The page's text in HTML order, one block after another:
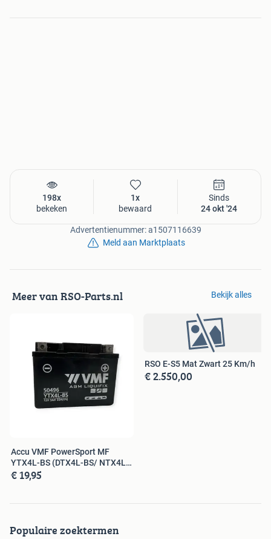
198x
bekeken
1x
bewaard
Sinds
24 okt '24
Advertentienummer: a1507116639
Meld aan Marktplaats
Meer van RSO-Parts.nl Bekijk alles
Accu VMF PowerSport MF
YTX4L-BS (DTX4L-BS/ NTX4L-
BS/ 50496)
€ 19,95
RSO E-S5 Mat Zwart 25 Km/h
€ 2.550,00
Populaire zoektermen